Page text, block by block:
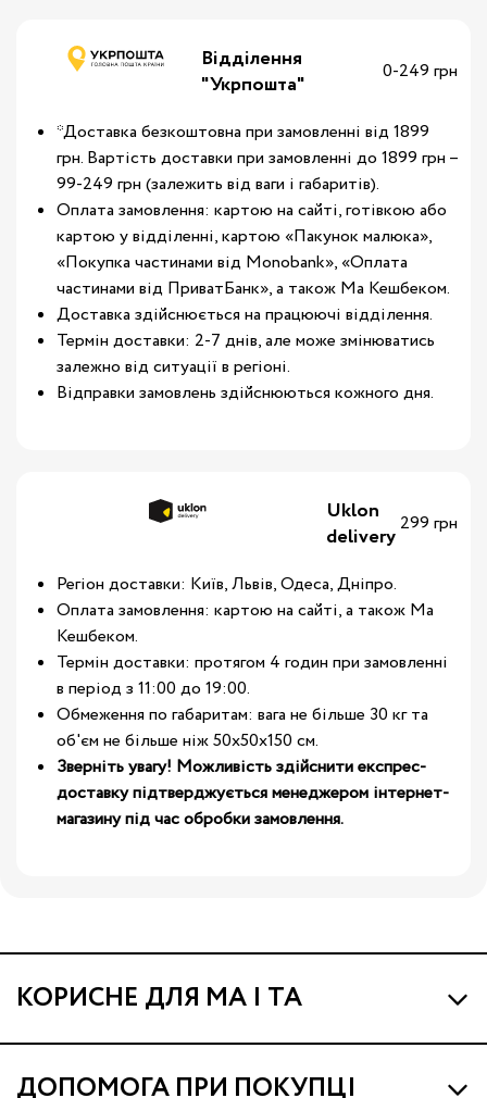
Відділення
"Укрпошта"
0-249 грн
*Доставка безкоштовна при замовленні від 1899
грн. Вартість доставки при замовленні до 1899 грн –
99-249 грн (залежить від ваги і габаритів).
Оплата замовлення: картою на сайті, готівкою або
картою у відділенні, картою «Пакунок малюка»,
«Покупка частинами від Monobank», «Оплата
частинами від ПриватБанк», а також Ма Кешбеком.
Доставка здійснюється на працюючі відділення.
Термін доставки: 2-7 днів, але може змінюватись
залежно від ситуації в регіоні.
Відправки замовлень здійснюються кожного дня.
Uklon
delivery 299 грн
Регіон доставки: Київ, Львів, Одеса, Дніпро.
Оплата замовлення: картою на сайті, а також Ма
Кешбеком.
Термін доставки: протягом 4 годин при замовленні
в період з 11:00 до 19:00.
Обмеження по габаритам: вага не більше 30 кг та
об'єм не більше ніж 50х50х150 см.
Зверніть увагу! Можливість здійснити експрес-
доставку підтверджується менеджером інтернет-
магазину під час обробки замовлення.
КОРИСНЕ ДЛЯ МА І ТА
Про МА та Маминих Асистентів
Програма Ма Кешбек
ДОПОМОГА ПРИ ПОКУПЦІ